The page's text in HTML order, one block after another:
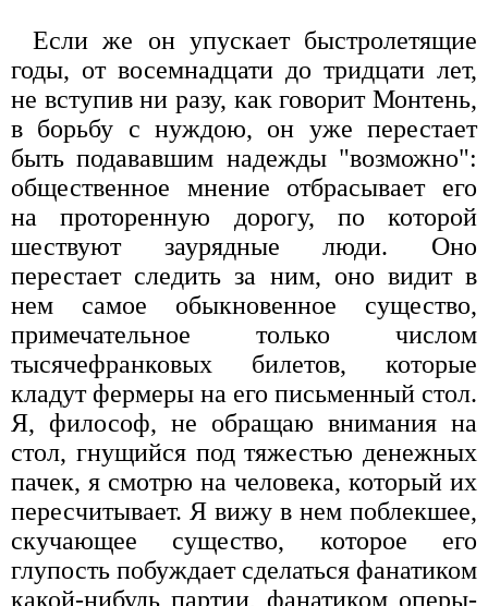
Если же он упускает быстролетящие
годы, от восемнадцати до тридцати лет,
не вступив ни разу, как говорит Монтень,
в борьбу с нуждою, он уже перестает
быть подававшим надежды "возможно":
общественное мнение отбрасывает его
на проторенную дорогу, по которой
шествуют заурядные люди. Оно
перестает следить за ним, оно видит в
нем самое обыкновенное существо,
примечательное только числом
тысячефранковых билетов, которые
кладут фермеры на его письменный стол.
Я, философ, не обращаю внимания на
стол, гнущийся под тяжестью денежных
пачек, я смотрю на человека, который их
пересчитывает. Я вижу в нем поблекшее,
скучающее существо, которое его
глупость побуждает сделаться фанатиком
какой-нибудь партии, фанатиком оперы-